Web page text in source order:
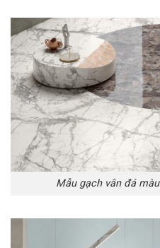
Mẫu gạch vân đá